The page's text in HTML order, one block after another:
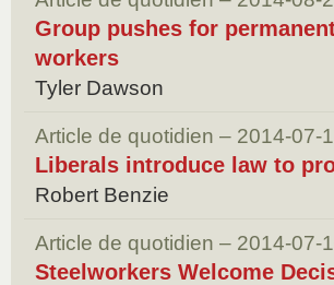
Group pushes for
workers
Tyler Dawson
Article de quotidien – 2014-07-
Liberals introduce law to
Robert Benzie
Article de quotidien – 2014-07-
Steelworkers Welcome